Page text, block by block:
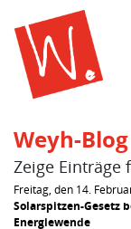
Weyh-Blog
Zeige
Freitag, den 14.
Solarspitzen-Gesetz
Energiewende